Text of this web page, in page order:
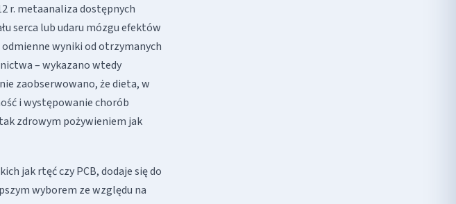
r. metaanaliza dostępnych
serca lub udaru mózgu efektów
odmienne wyniki od otrzymanych
– wykazano wtedy
zaobserwowano, że dieta, w
i występowanie chorób
zdrowym pożywieniem jak
jak rtęć czy PCB, dodaje się do
wyborem ze względu na